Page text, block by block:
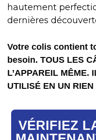
hautement
dernières
Votre colis contient
besoin. TOUS LES
L’APPAREIL MÊME.
UTILISÉ EN UN
VÉRIFIEZ